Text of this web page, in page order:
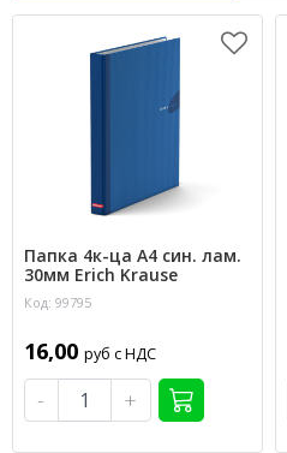
Папка 4к-ца А4 син. лам.
30мм Erich Krause
Код: 99795
16,00 руб с НДС
- +